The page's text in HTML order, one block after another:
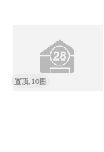
置顶, 10图